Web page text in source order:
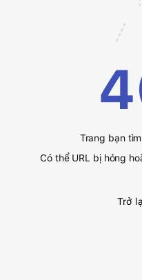
Trang bạn
Có thể URL bị hỏng
Trở